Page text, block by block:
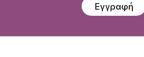
Εγγραφή